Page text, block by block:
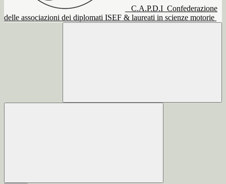
C.A.P.D.I Confederazione
delle associazioni dei diplomati ISEF & laureati in scienze motorie